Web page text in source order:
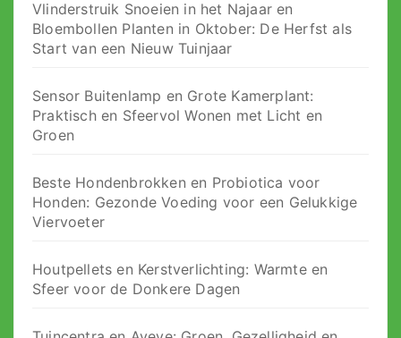
Vlinderstruik Snoeien in het Najaar en
Bloembollen Planten in Oktober: De Herfst als
Start van een Nieuw Tuinjaar
Sensor Buitenlamp en Grote Kamerplant:
Praktisch en Sfeervol Wonen met Licht en
Groen
Beste Hondenbrokken en Probiotica voor
Honden: Gezonde Voeding voor een Gelukkige
Viervoeter
Houtpellets en Kerstverlichting: Warmte en
Sfeer voor de Donkere Dagen